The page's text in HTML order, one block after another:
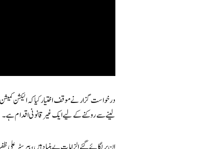
لینے سے روکنے کے لیے ایک غیر قانونی اقدام ہے۔